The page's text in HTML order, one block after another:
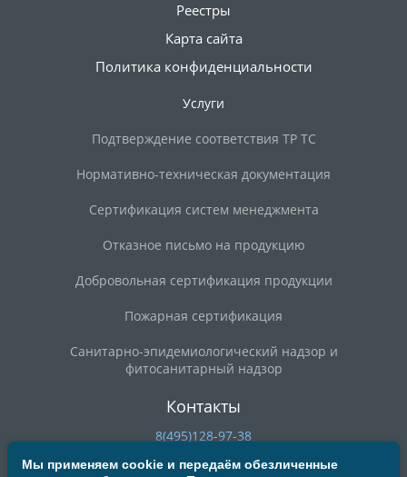
Реестры
Карта сайта
Политика конфиденциальности
Услуги
Подтверждение соответствия ТР ТС
Нормативно-техническая документация
Сертификация систем менеджмента
Отказное письмо на продукцию
Добровольная сертификация продукции
Пожарная сертификация
Санитарно-эпидемиологический надзор и
фитосанитарный надзор
Контакты
8(495)128-97-38
8(800)200-90-59
Мы применяем cookie и передаём обезличенные